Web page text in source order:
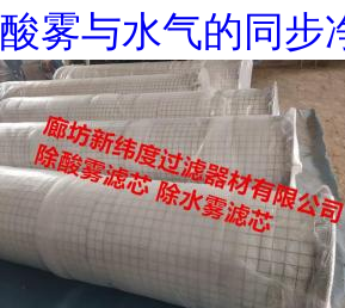
酸雾与水气的同步